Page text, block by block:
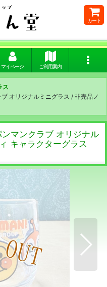
カート
マイページ ご利用案内
ス
オリジナルミニグラス / 非売品ノ
マンクラブ オリジナル
キャラクターグラス